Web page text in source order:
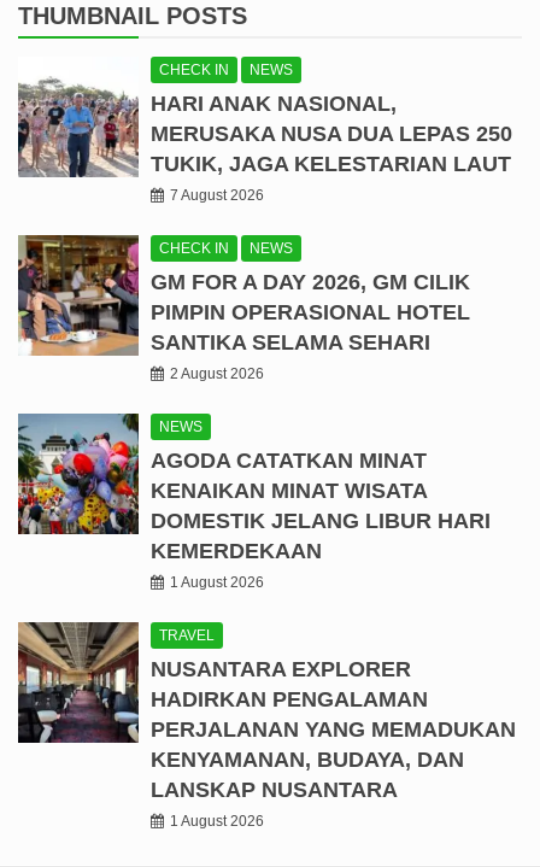
THUMBNAIL POSTS
CHECK IN NEWS
HARI ANAK NASIONAL,
MERUSAKA NUSA DUA LEPAS 250
TUKIK, JAGA KELESTARIAN LAUT
7 August 2026
CHECK IN NEWS
GM FOR A DAY 2026, GM CILIK
PIMPIN OPERASIONAL HOTEL
SANTIKA SELAMA SEHARI
2 August 2026
NEWS
AGODA CATATKAN MINAT
KENAIKAN MINAT WISATA
DOMESTIK JELANG LIBUR HARI
KEMERDEKAAN
1 August 2026
TRAVEL
NUSANTARA EXPLORER
HADIRKAN PENGALAMAN
PERJALANAN YANG MEMADUKAN
KENYAMANAN, BUDAYA, DAN
LANSKAP NUSANTARA
1 August 2026